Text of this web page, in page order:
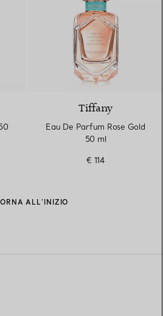
Tiffany
Eau De Parfum Rose Gold
50 ml
€ 114
ALL’INIZIO